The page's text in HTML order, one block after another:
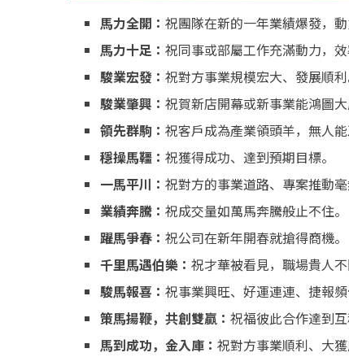
馬力全開： 祝團隊在新的一年業績爆發，動
馬力十足： 祝同事或部屬工作充滿動力，效
駿業宏發： 祝對方事業規模宏大、發展順利
駿業肇興： 祝賀新店開幕或新事業能鴻圖大
領先群駒： 祝客戶成為產業領頭羊，無人能
穩操馬韁： 祝獲得成功、達到預期目標。
一馬平川： 祝對方的事業道路、專案推動毫
業績奔騰： 祝成交量如萬馬奔騰般止不住。
躍馬爭春： 祝公司在新年開春就搶得商機。
千里馬遇伯樂： 祝才華被看見，職場貴人不
駿馬報喜： 祝事業興旺、好運連連、捷報頻
策馬揚鞭，共創雙贏： 祝福彼此合作達到
馬到成功，金入庫： 祝對方事業順利、大